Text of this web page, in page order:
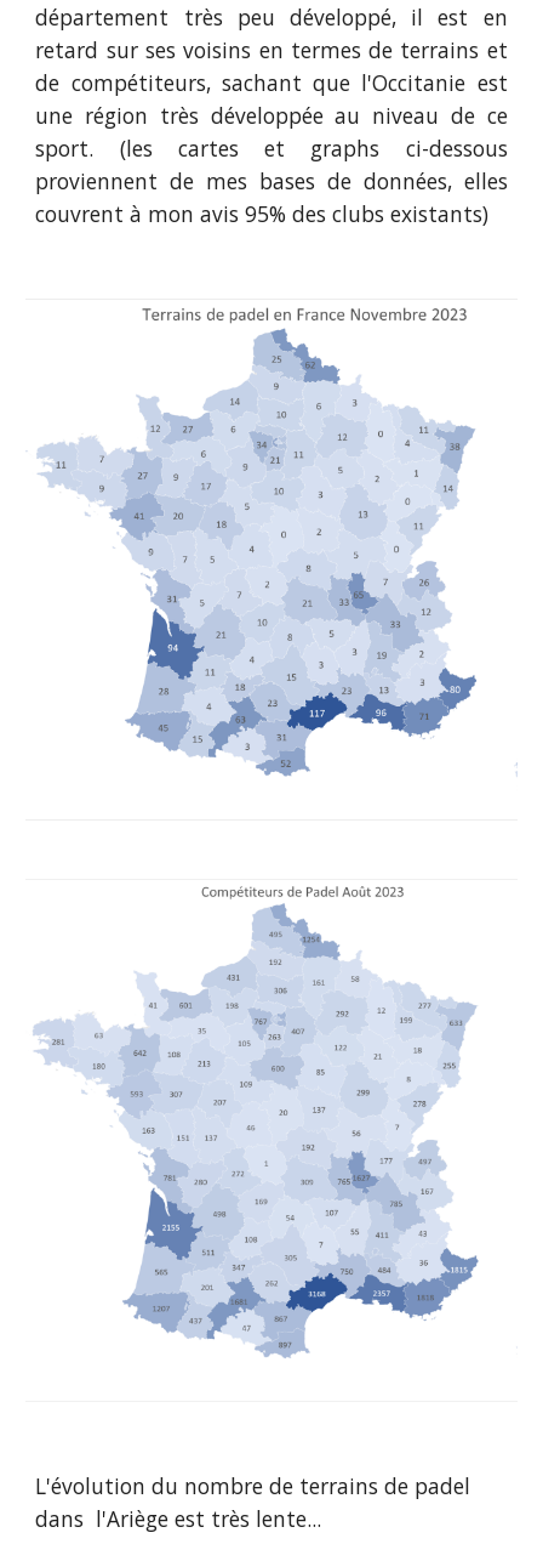
département très peu développé, il est en
retard sur ses voisins en termes de terrains et
de compétiteurs, sachant que l'Occitanie est
une région très développée au niveau de ce
sport. (les cartes et graphs ci-dessous
proviennent de mes bases de données, elles
couvrent à mon avis 95% des clubs existants)
L'évolution du nombre de terrains de padel
dans l'Ariègeest très lente...